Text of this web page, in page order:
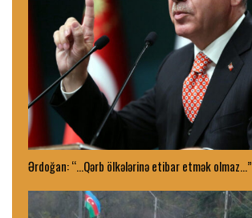
Ərdoğan: “…Qərb ölkələrinə etibar etmək olmaz…”